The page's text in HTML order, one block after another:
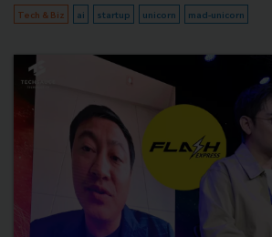
Tech & Biz ai startup unicorn mad-unicorn